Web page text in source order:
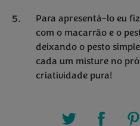
Para apresentá-lo eu
com o macarrão e o
deixando o pesto
cada um misture no
criatividade pura!